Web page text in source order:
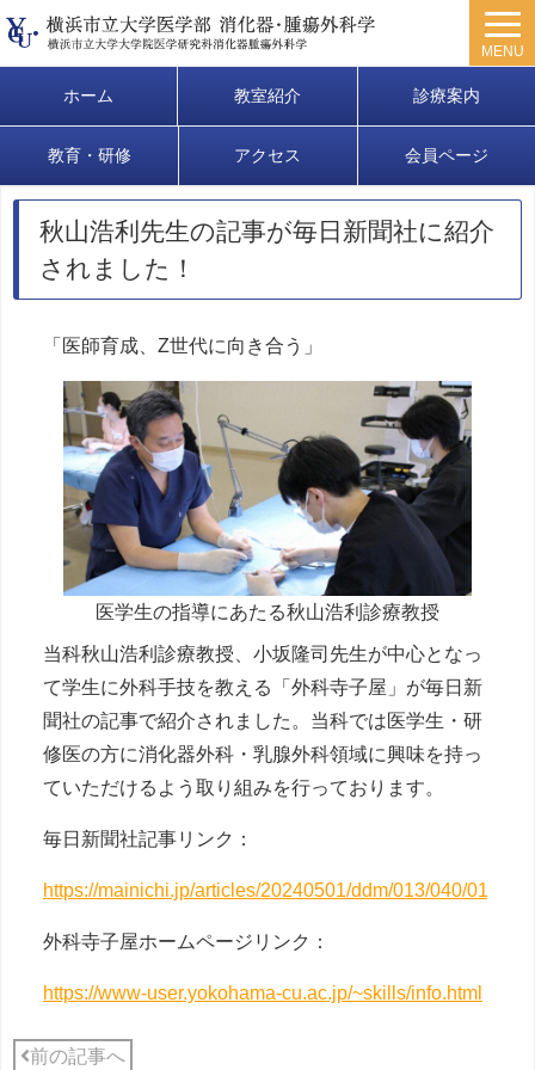
MENU
ホーム 教室紹介 診療案内
教育・研修 アクセス 会員ページ
秋山浩利先生の記事が毎日新聞社に紹介
されました！
「医師育成、Z世代に向き合う」
医学生の指導にあたる秋山浩利診療教授
当科秋山浩利診療教授、小坂隆司先生が中心となっ
て学生に外科手技を教える「外科寺子屋」が毎日新
聞社の記事で紹介されました。当科では医学生・研
修医の方に消化器外科・乳腺外科領域に興味を持っ
ていただけるよう取り組みを行っております。
毎日新聞社記事リンク：
https://mainichi.jp/articles/20240501/ddm/013/040/
外科寺子屋ホームページリンク：
https://www-user.yokohama-cu.ac.jp/~skills/info.html
前の記事へ